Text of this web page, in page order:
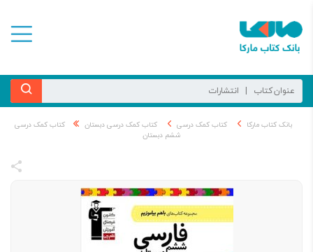
بانک کتاب مارکا کتاب کمک درسی کتاب کمک درسی دبستان
کتاب کمک درسی
ششم دبستان